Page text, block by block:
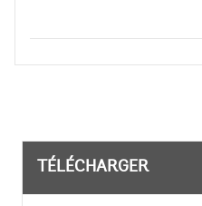
TÉLÉCHARGER